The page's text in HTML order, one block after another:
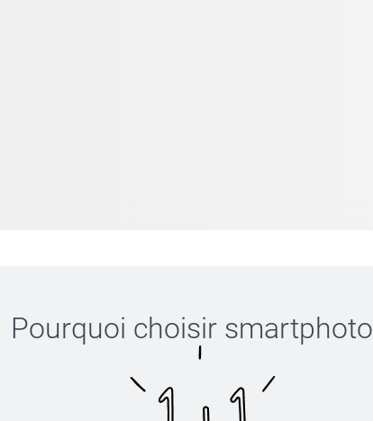
Pourquoi choisir smartphoto